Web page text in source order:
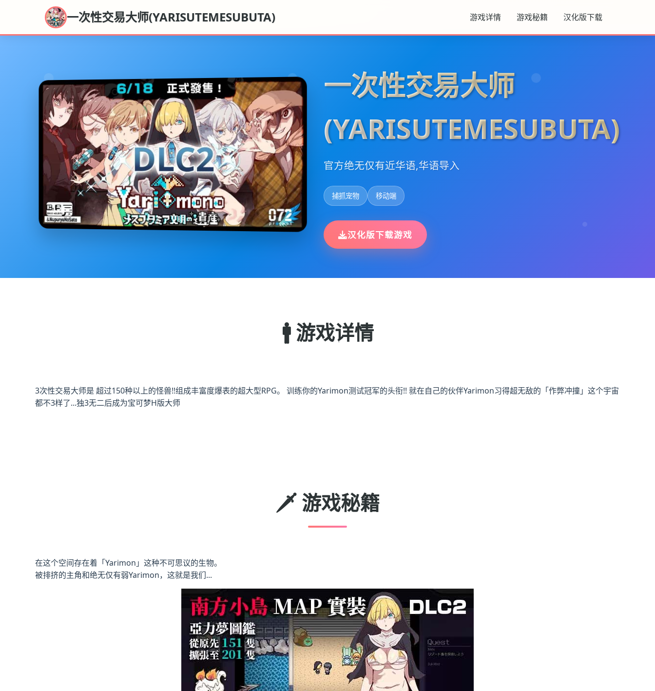
一次性交易大师(YARISUTEMESUBUTA) 游戏详情 游戏秘籍 汉化版下载
一次性交易大师
(YARISUTEMESUBUTA)
官方绝无仅有近华语,华语导入
捕抓宠物 移动端
汉化版下载游戏
🚹 游戏详情
3次性交易大师是 超过150种以上的怪兽!!组成丰富度爆表的超大型RPG。 训练你的Yarimon测试冠军的头衔!! 就在自己的伙伴Yarimon习得超无敌的「作弊冲撞」这个宇宙
都不3样了...独3无二后成为宝可梦H版大师
🗡️ 游戏秘籍
在这个空间存在着「Yarimon」这种不可思议的生物。
被排挤的主角和绝无仅有弱Yarimon，这就是我们...